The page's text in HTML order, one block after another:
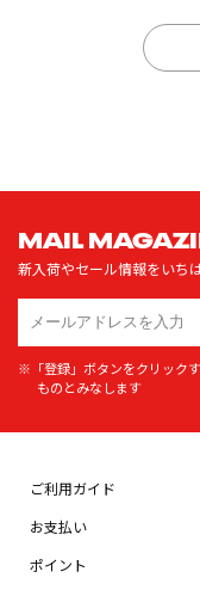
MAIL
新入荷やセール情報をいち
※「登録」ボタンをクリックす
ものとみなします
ご利用ガイド
お支払い
ポイント